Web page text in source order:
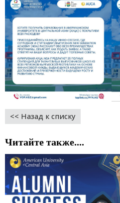
<< Назад к списку
Читайте также....